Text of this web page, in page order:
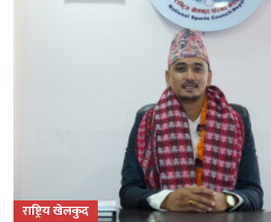
राष्ट्रिय खेलकुद